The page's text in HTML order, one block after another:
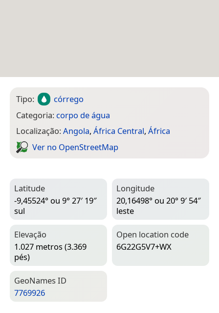
Tipo:
córrego
Categoria: corpo de água
Localização:Angola, África Central, África
Ver no Open­Street­Map
Latitude
-9,45524° ou 9° 27′ 19″
sul
Longitude
20,16498° ou 20° 9′ 54″
leste
Elevação
1.027 metros (3.369
pés)
Open location code
6G22G5V7+WX
Geo­Names ID
7769926